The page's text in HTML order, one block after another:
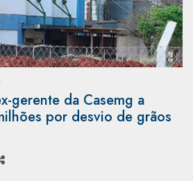
gerente da Casemg a
por desvio de grãos